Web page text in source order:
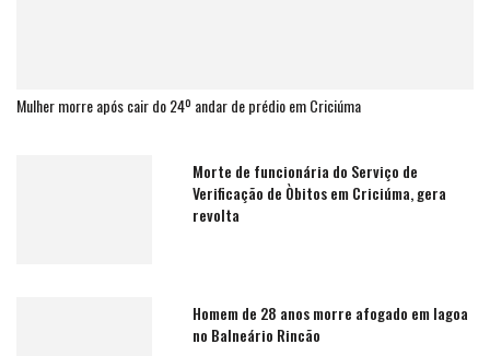
Mulher morre após cair do 24º andar de prédio em Criciúma
Morte de funcionária do Serviço de
Verificação de Òbitos em Criciúma, gera
revolta
Homem de 28 anos morre afogado em lagoa
no Balneário Rincão